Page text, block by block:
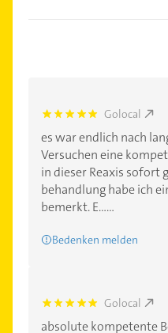
5.0 Golocal
es war endlich nach
Versuchen eine
in dieser Reaxis sofort
behandlung habe ich
bemerkt. E......
Bedenken melden
5.0 Golocal
absolute kompetente